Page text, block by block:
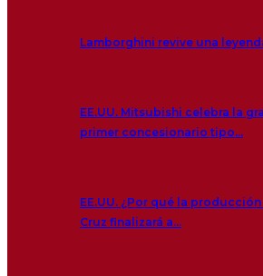
Lamborghini revive una
EE.UU. Mitsubishi celebra la
primer concesionario tipo…
EE.UU. ¿Por qué la
Cruz finalizará a…